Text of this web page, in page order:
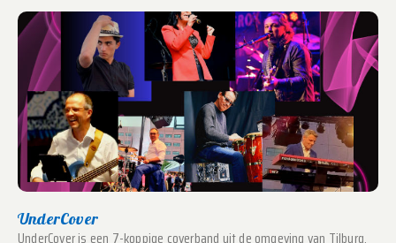
UnderCover
UnderCover is een 7-koppige coverband uit de omgeving van Tilburg.